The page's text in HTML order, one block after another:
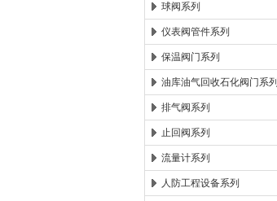
球阀系列
仪表阀管件系列
保温阀门系列
油库油气回收石化阀门系列
排气阀系列
止回阀系列
流量计系列
人防工程设备系列